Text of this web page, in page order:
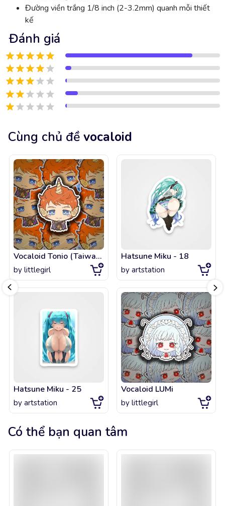
Đường viền trắng 1/8 inch (2-3.2mm) quanh mỗi thiết
kế
Đánh giá
Cùng chủ đề vocaloid
Vocaloid Tonio (Taiwan Design)
by littlegirl
Hatsune Miku - 25
by artstation
Hatsune Miku - 18
by artstation
Vocaloid LUMi
by littlegirl
Có thể bạn quan tâm